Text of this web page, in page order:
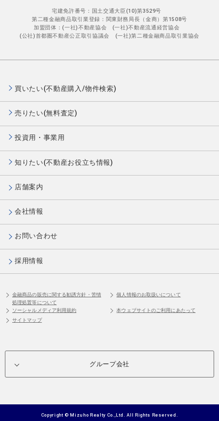
宅建免許番号：国土交通大臣(10)第3529号
第二種金融商品取引業登録：関東財務局長（金商）第1508号
加盟団体：(一社)不動産協会 (一社)不動産流通経営協会
(公社)首都圏不動産公正取引協議会 (一社)第二種金融商品取引業協会
買いたい(不動産購入/物件検索)
売りたい(無料査定)
投資用・事業用
知りたい(不動産お役立ち情報)
店舗案内
会社情報
お問い合わせ
採用情報
金融商品の販売に関する勧誘方針・苦情
処理処置等について
個人情報のお取扱いについて
ソーシャルメディア利用規約
本ウェブサイトのご利用にあたって
サイトマップ
グループ会社
Copyright © Mizuho Realty Co.,Ltd. All Rights Reserved.